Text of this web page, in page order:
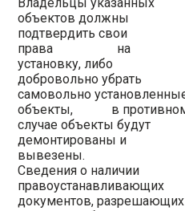
объектов должны
подтвердить свои
права на
установку, либо
добровольно убрать
самовольно
объекты, в
случае объекты будут
демонтированы и
вывезены.
Сведения о наличии
правоустанавливающих
документов, разрешающих